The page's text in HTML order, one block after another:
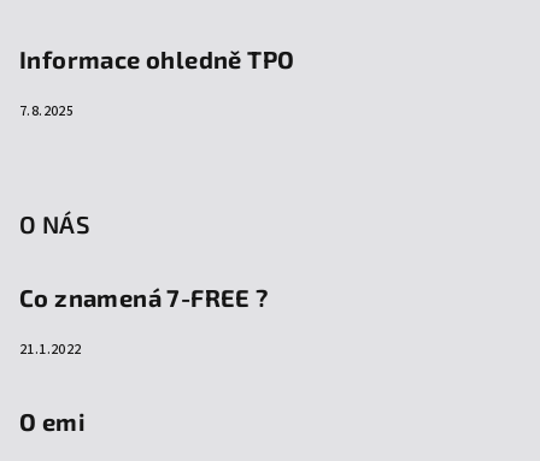
Informace ohledně TPO
7.8.2025
O NÁS
Co znamená 7-FREE ?
21.1.2022
O emi